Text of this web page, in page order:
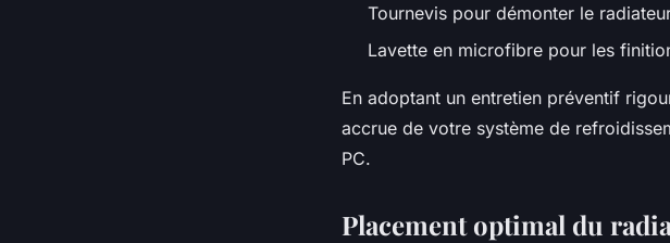
Tournevis pour démonter le
Lavette en microfibre pour les
En adoptant un entretien préventif
accrue de votre système de
PC.
Placement optimal du